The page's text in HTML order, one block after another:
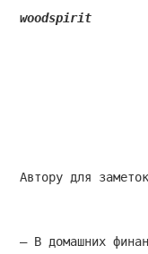
woodspirit
Автору для
— В домашних